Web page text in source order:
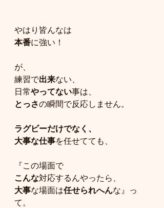
やはり皆んなは
本番に強い！
が、
練習で出来ない、
日常やってない事は、
とっさの瞬間で反応しません。
ラグビーだけでなく、
大事な仕事を任せてても、
『この場面で
こんな対応するんやったら、
大事な場面は任せられへんな』っ
て。